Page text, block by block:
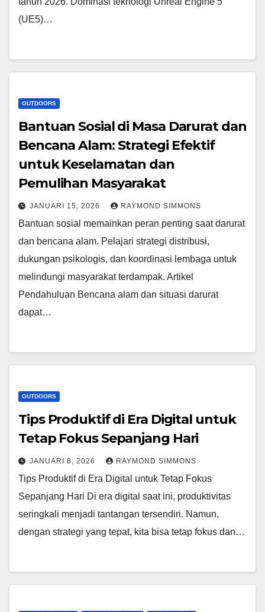
(UE5)…
OUTDOORS
Bantuan Sosial di Masa Darurat dan
Bencana Alam: Strategi Efektif
untuk Keselamatan dan
Pemulihan Masyarakat
JANUARI 15, 2026 RAYMOND SIMMONS
Bantuan sosial memainkan peran penting saat darurat
dan bencana alam. Pelajari strategi distribusi,
dukungan psikologis, dan koordinasi lembaga untuk
melindungi masyarakat terdampak. Artikel
Pendahuluan Bencana alam dan situasi darurat
dapat…
OUTDOORS
Tips Produktif di Era Digital untuk
Tetap Fokus Sepanjang Hari
JANUARI 8, 2026 RAYMOND SIMMONS
Tips Produktif di Era Digital untuk Tetap Fokus
Sepanjang Hari Di era digital saat ini, produktivitas
seringkali menjadi tantangan tersendiri. Namun,
dengan strategi yang tepat, kita bisa tetap fokus dan…